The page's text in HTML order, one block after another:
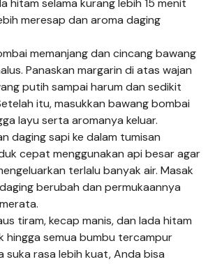
hitam selama kurang lebih 15 menit
meresap dan aroma daging
memanjang dan cincang bawang
Panaskan margarin di atas wajan
putih sampai harum dan sedikit
itu, masukkan bawang bombai
layu serta aromanya keluar.
daging sapi ke dalam tumisan
cepat menggunakan api besar agar
terlalu banyak air. Masak
berubah dan permukaannya
tiram, kecap manis, dan lada hitam
hingga semua bumbu tercampur
suka rasa lebih kuat, Anda bisa